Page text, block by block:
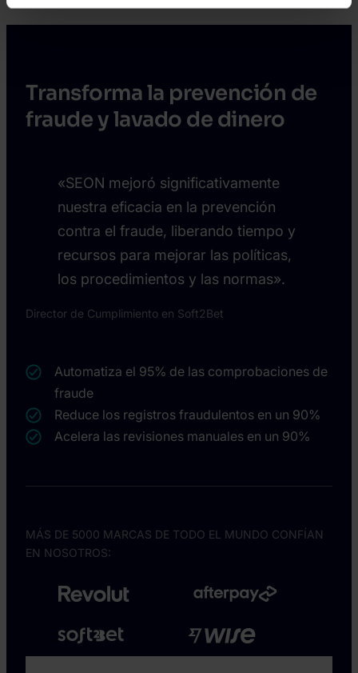
Transforma la prevención de
fraude y lavado de dinero
«SEON mejoró significativamente
nuestra eficacia en la prevención
contra el fraude, liberando tiempo y
recursos para mejorar las políticas,
los procedimientos y las normas».
Director de Cumplimiento en Soft2Bet
Automatiza el 95% de las comprobaciones de
fraude
Reduce los registros fraudulentos en un 90%
Acelera las revisiones manuales en un 90%
MÁS DE 5000 MARCAS DE TODO EL MUNDO CONFÍAN
EN NOSOTROS: